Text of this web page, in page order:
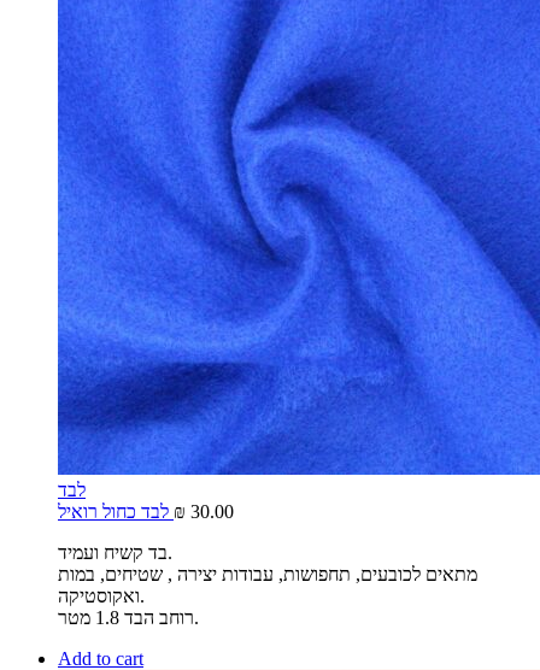
לבד
₪ 30.00
בד קשיח ועמיד.
מתאים לכובעים, תחפושות, עבודות יצירה , שטיחים, במות
ואקוסטיקה.
רוחב הבד 1.8 מטר.
Add to cart